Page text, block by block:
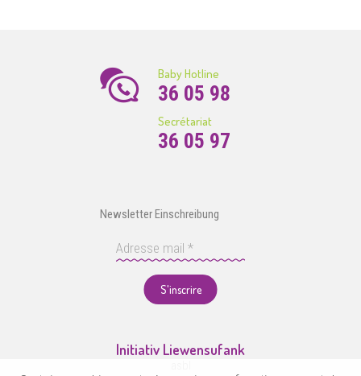
Baby Hotline
36 05 98
Secrétariat
36 05 97
Newsletter Einschreibung
S'inscrire
Initiativ Liewensufank